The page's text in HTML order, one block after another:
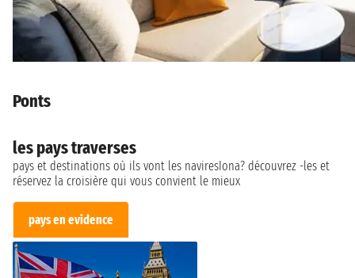
Ponts
les pays traverses
pays et destinations où ils vont les naviresIona? découvrez -les et
réservez la croisière qui vous convient le mieux
pays en evidence